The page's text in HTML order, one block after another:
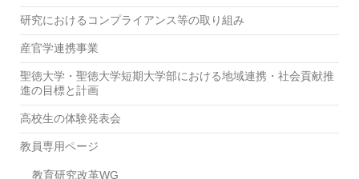
携
に
教
研究におけるコンプライアンス等の取り組み
産官学連携事業
聖徳大学・聖徳大学短期大学部における地域連携・社会貢献推
進の目標と計画
高校生の体験発表会
教員専用ページ
教育研究改革WG